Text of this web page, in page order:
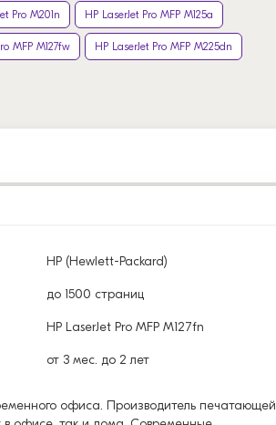
Pro M201n HP LaserJet Pro MFP M125a
MFP M127fw HP LaserJet Pro MFP M225dn
HP (Hewlett-Packard)
до 1500 страниц
HP LaserJet Pro MFP M127fn
от 3 мес. до 2 лет
офиса. Производитель печатающей